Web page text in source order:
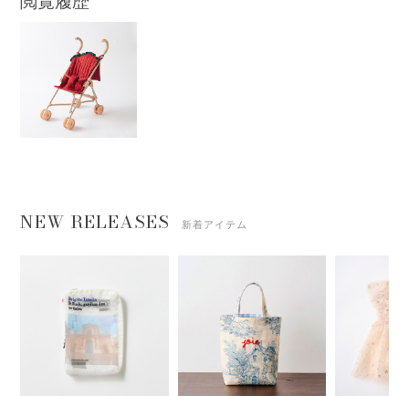
NEW RELEASES 新着アイテム